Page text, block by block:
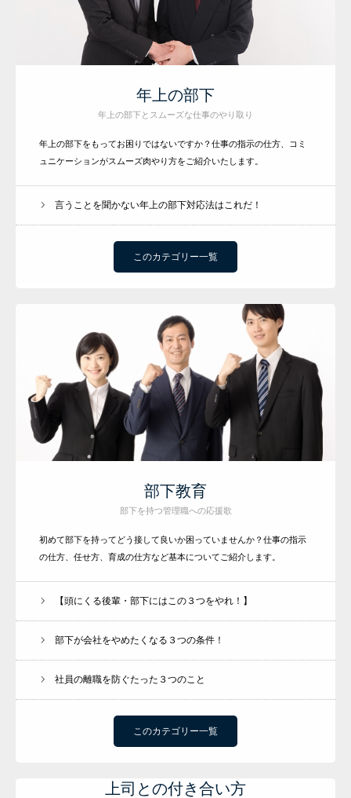
年上の部下
年上の部下とスムーズな仕事のやり取り
年上の部下をもってお困りではないですか？仕事の指示の仕方、コミ
ュニケーションがスムーズ肉やり方をご紹介いたします。
言うことを聞かない年上の部下対応法はこれだ！
このカテゴリー一覧
部下教育
部下を持つ管理職への応援歌
初めて部下を持ってどう接して良いか困っていませんか？仕事の指示
の仕方、任せ方、育成の仕方など基本についてご紹介します。
【頭にくる後輩・部下にはこの３つをやれ！】
部下が会社をやめたくなる３つの条件！
社員の離職を防ぐたった３つのこと
このカテゴリー一覧
上司との付き合い方
研修メニュー
BLOG